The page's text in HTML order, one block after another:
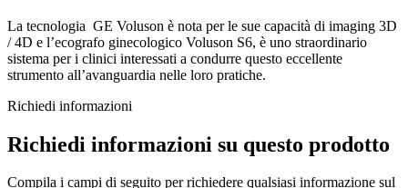
La tecnologia GE Voluson è nota per le sue capacità di imaging 3D
/ 4D e l’ecografo ginecologico Voluson S6, è uno straordinario
sistema per i clinici interessati a condurre questo eccellente
strumento all’avanguardia nelle loro pratiche.
Richiedi informazioni
Richiedi informazioni su questo prodotto
Compila i campi di seguito per richiedere qualsiasi informazione sul